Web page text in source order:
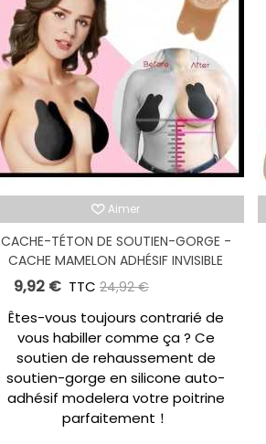
Aimer
CACHE-TÉTON DE SOUTIEN-GORGE -
CACHE MAMELON ADHÉSIF INVISIBLE
9,92 € TTC 24,92 €
Êtes-vous toujours contrarié de
vous habiller comme ça ? Ce
soutien de rehaussement de
soutien-gorge en silicone auto-
adhésif modelera votre poitrine
parfaitement！